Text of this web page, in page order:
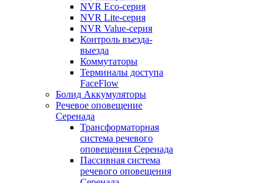
NVR Eco-серия
NVR Lite-серия
NVR Value-серия
Контроль въезда-
выезда
Коммутаторы
Терминалы доступа
FaceFlow
Болид Аккумуляторы
Речевое оповещение
Серенада
Трансформаторная
система речевого
оповещения Серенада
Пассивная система
речевого оповещения